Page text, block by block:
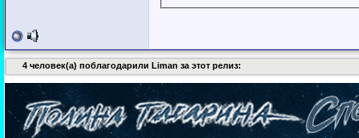
4 человек(а) поблагодарили Liman за этот релиз: